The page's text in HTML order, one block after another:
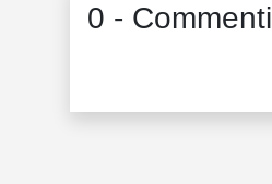
0 - Commenti